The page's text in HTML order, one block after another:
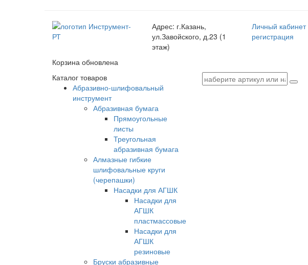
Адрес: г.Казань,
ул.Завойского, д.23 (1
этаж)
Личный кабинет
регистрация
Корзина обновлена
Каталог товаров
Абразивно-шлифовальный
инструмент
Абразивная бумага
Прямоугольные
листы
Треугольная
абразивная бумага
Алмазные гибкие
шлифовальные круги
(черепашки)
Насадки для АГШК
Насадки для
АГШК
пластмассовые
Насадки для
АГШК
резиновые
Бруски абразивные